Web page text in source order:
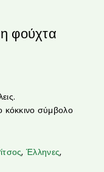
φούχτα
κόκκινο σύμβολο
,Έλληνες,